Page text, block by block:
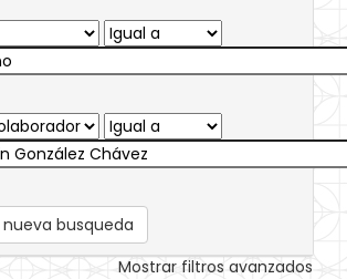
busqueda
Mostrar filtros avanzados